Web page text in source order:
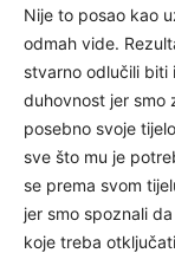
Nije to posao kao
odmah vide.
stvarno odlučili biti
duhovnost jer smo
posebno svoje
sve što mu je
se prema svom
jer smo spoznali
koje treba